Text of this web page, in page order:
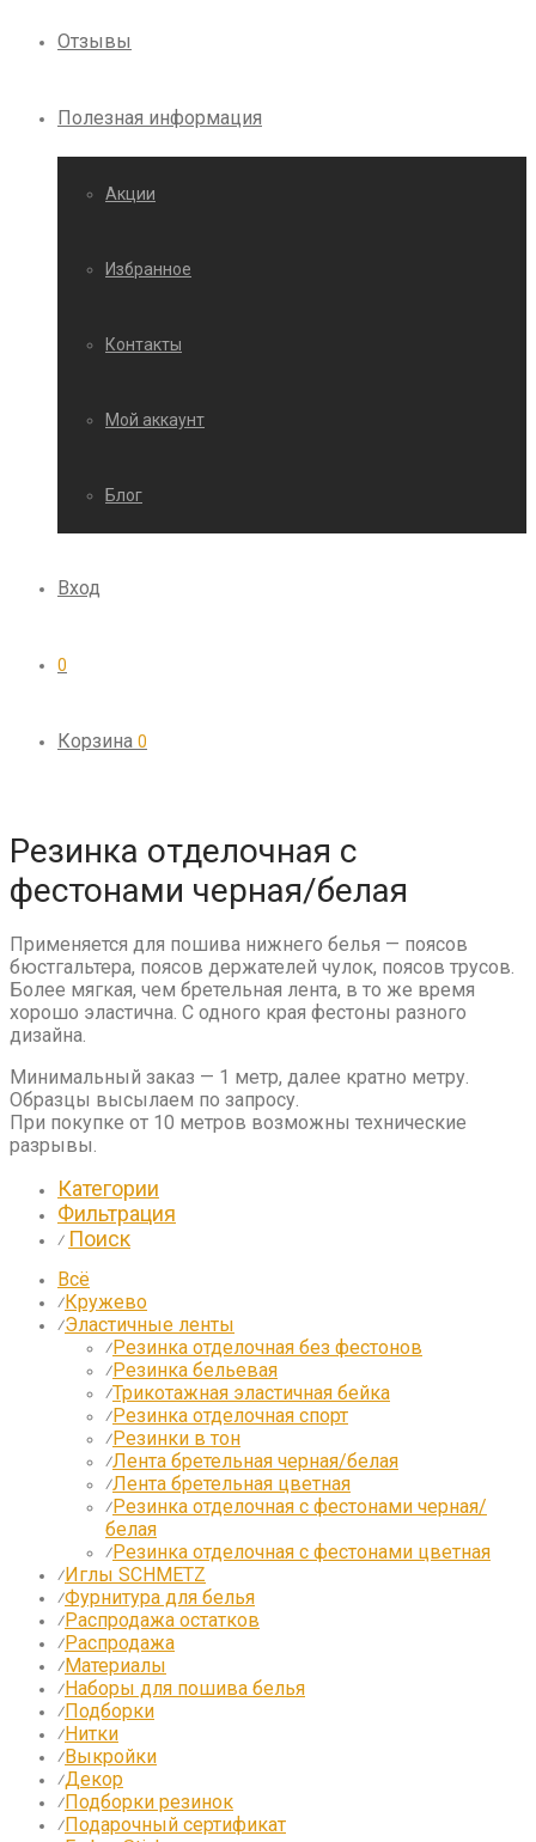
Отзывы
Полезная информация
Акции
Избранное
Контакты
Мой аккаунт
Блог
Вход
0
Корзина 0
Резинка отделочная с
фестонами черная/белая
Применяется для пошива нижнего белья — поясов
бюстгальтера, поясов держателей чулок, поясов трусов.
Более мягкая, чем бретельная лента, в то же время
хорошо эластична. С одного края фестоны разного
дизайна.
Минимальный заказ — 1 метр, далее кратно метру.
Образцы высылаем по запросу.
При покупке от 10 метров возможны технические
разрывы.
Категории
Фильтрация
⁄ Поиск
Всё
⁄Кружево
⁄Эластичные ленты
⁄Резинка отделочная без фестонов
⁄Резинка бельевая
⁄Трикотажная эластичная бейка
⁄Резинка отделочная спорт
⁄Резинки в тон
⁄Лента бретельная черная/белая
⁄Лента бретельная цветная
⁄Резинка отделочная с фестонами черная/
белая
⁄Резинка отделочная с фестонами цветная
⁄Иглы SCHMETZ
⁄Фурнитура для белья
⁄Распродажа остатков
⁄Распродажа
⁄Материалы
⁄Наборы для пошива белья
⁄Подборки
⁄Нитки
⁄Выкройки
⁄Декор
⁄Подборки резинок
⁄Подарочный сертификат